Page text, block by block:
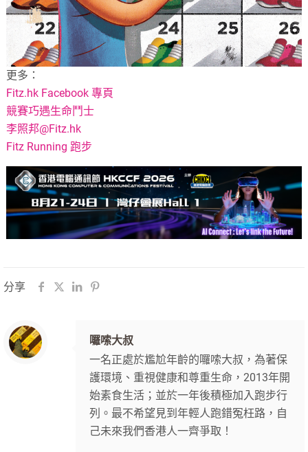
更多：
Fitz.hk Facebook 專頁
競賽巧遇生命鬥士
李照邦@Fitz.hk
Fitz Running 跑步
分享
囉嗦大叔
一名正處於尷尬年齡的囉嗦大叔，為著保
護環境、重視健康和尊重生命，2013年開
始素食生活；並於一年後積極加入跑步行
列。最不希望見到年輕人跑錯冤枉路，自
己未來我們香港人一齊爭取！